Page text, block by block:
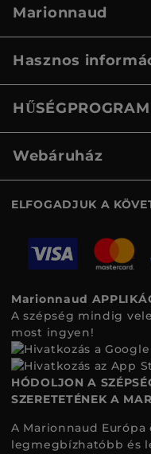
Marionnaud
Hasznos
HŰSÉGPROGRAM
Webáruház
ELFOGADJUK A
Marionnaud
A szépség mindig
most ingyen!
HÓDOLJON A
SZERETETÉNEK A
A Marionnaud
legmegbízhatóbb és